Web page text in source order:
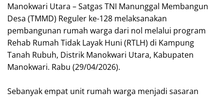
‎Manokwari Utara – Satgas TNI Manunggal Membangun
Desa (TMMD) Reguler ke-128 melaksanakan
pembangunan rumah warga dari nol melalui program
Rehab Rumah Tidak Layak Huni (RTLH) di Kampung
Tanah Rubuh, Distrik Manokwari Utara, Kabupaten
Manokwari. Rabu (29/04/2026).
‎Sebanyak empat unit rumah warga menjadi sasaran